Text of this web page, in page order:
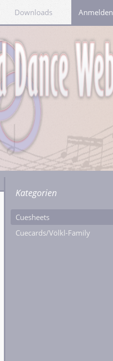
Downloads LinksAnmelden
Kategorien
Cuesheets
Cuecards/Völkl-Family